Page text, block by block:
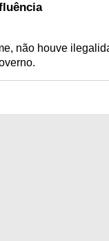
não houve